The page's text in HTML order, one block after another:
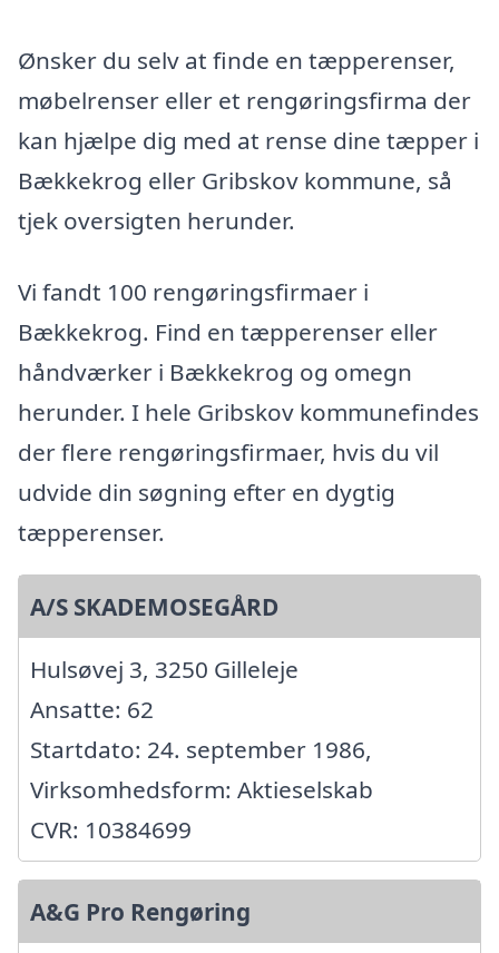
Ønsker du selv at finde en tæpperenser,
møbelrenser eller et rengøringsfirma der
kan hjælpe dig med at rense dine tæpper i
Bækkekrog eller Gribskov kommune, så
tjek oversigten herunder.
Vi fandt 100 rengøringsfirmaer i
Bækkekrog. Find en tæpperenser eller
håndværker i Bækkekrog og omegn
herunder. I hele Gribskov kommunefindes
der flere rengøringsfirmaer, hvis du vil
udvide din søgning efter en dygtig
tæpperenser.
A/S SKADEMOSEGÅRD
Hulsøvej 3, 3250 Gilleleje
Ansatte: 62
Startdato: 24. september 1986,
Virksomhedsform: Aktieselskab
CVR: 10384699
A&G Pro Rengøring